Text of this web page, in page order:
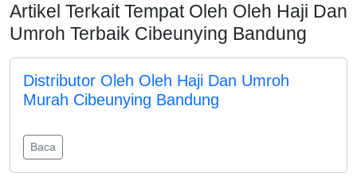
Artikel Terkait Tempat Oleh Oleh Haji Dan
Umroh Terbaik Cibeunying Bandung
Distributor Oleh Oleh Haji Dan Umroh
Murah Cibeunying Bandung
Baca